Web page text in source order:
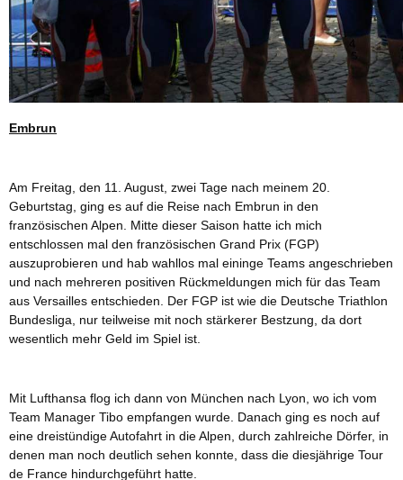
Embrun
Am Freitag, den 11. August, zwei Tage nach meinem 20.
Geburtstag, ging es auf die Reise nach Embrun in den
französischen Alpen. Mitte dieser Saison hatte ich mich
entschlossen mal den französischen Grand Prix (FGP)
auszuprobieren und hab wahllos mal eininge Teams angeschrieben
und nach mehreren positiven Rückmeldungen mich für das Team
aus Versailles entschieden. Der FGP ist wie die Deutsche Triathlon
Bundesliga, nur teilweise mit noch stärkerer Bestzung, da dort
wesentlich mehr Geld im Spiel ist.
Mit Lufthansa flog ich dann von München nach Lyon, wo ich vom
Team Manager Tibo empfangen wurde. Danach ging es noch auf
eine dreistündige Autofahrt in die Alpen, durch zahlreiche Dörfer, in
denen man noch deutlich sehen konnte, dass die diesjährige Tour
de France hindurchgeführt hatte.